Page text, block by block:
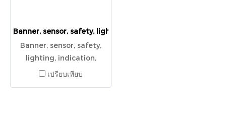
Banner, sensor, safety, lighting, indication, barcode
Banner, sensor, safety,
lighting, indication,
barcode reader, wireless
เปรียบเทียบ